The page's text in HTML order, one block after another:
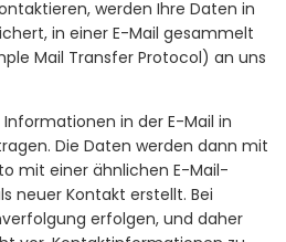
werden Ihre Daten in
in einer E-Mail gesammelt
Mail Transfer Protocol) an uns
in der E-Mail in
Die Daten werden dann mit
mit einer ähnlichen E-Mail-
neuer Kontakt erstellt. Bei
erfolgen, und daher